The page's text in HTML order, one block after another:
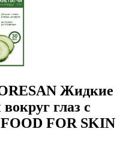
Жидкие
глаз с
FOOD FOR SKIN